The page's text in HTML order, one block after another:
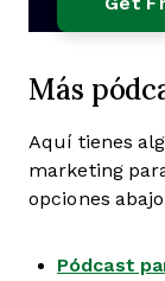
Más
Aquí tienes
marketing
opciones
Pódcast